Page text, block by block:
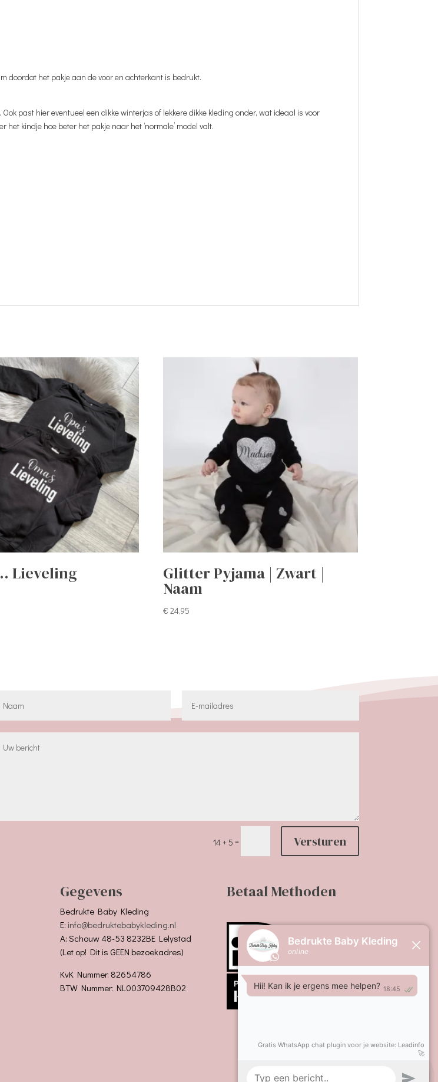
doordat het pakje aan de voor en achterkant is bedrukt.
past hier eventueel een dikke winterjas of lekkere dikke kleding onder, wat ideaal is voor
het kindje hoe beter het pakje naar het ‘normale’ model valt.
Lieveling Glitter Pyjama | Zwart |
Naam
€ 24,95
14 + 5 = Versturen
Gegevens
Bedrukte Baby Kleding
E: info@bedruktebabykleding.nl
A: Schouw 48-53 8232BE Lelystad
(Let op! Dit is GEEN bezoekadres)
KvK Nummer: 82654786
BTW Nummer: NL003709428B02
Betaal Methoden